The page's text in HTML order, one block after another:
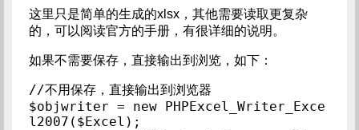
这里只是简单的生成的xlsx，其他需要读取更复杂
的，可以阅读官方的手册，有很详细的说明。
如果不需要保存，直接输出到浏览，如下：
//不用保存，直接输出到浏览器
$objwriter = new PHPExcel_Writer_Exce
l2007($Excel);